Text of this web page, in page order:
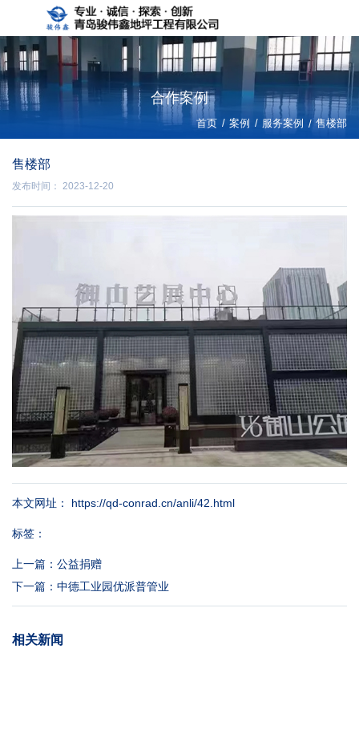
合作案例
首页 / 案例 / 服务案例 / 售楼部
售楼部
发布时间： 2023-12-20
本文网址： https://qd-conrad.cn/anli/42.html
标签：
上一篇： 公益捐赠
下一篇： 中德工业园优派普管业
相关新闻